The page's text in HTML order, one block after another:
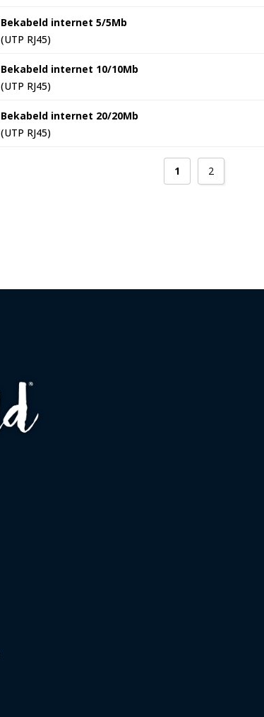
Bekabeld internet 5/5Mb
(UTP RJ45)
Bekabeld internet 10/10Mb
(UTP RJ45)
Bekabeld internet 20/20Mb
(UTP RJ45)
1 2